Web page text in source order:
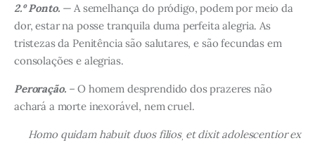
2.º Ponto. — A semelhança do pródigo, podem por meio da
dor, estar na posse tranquila duma perfeita alegria. As
tristezas da Penitência são salutares, e são fecundas em
consolações e alegrias.
Peroração. –O homem desprendido dos prazeres não
achará a morte inexorável, nem cruel.
Homo quidam habuit duos filios, et dixit adolescentior ex